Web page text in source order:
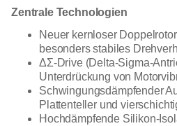
Zentrale Technologien
Neuer kernloser
besonders stabiles
ΔΣ-Drive (Delta-Sigma-
Unterdrückung von
Schwingungsdämpfender
Plattenteller und
Hochdämpfende Silikon-